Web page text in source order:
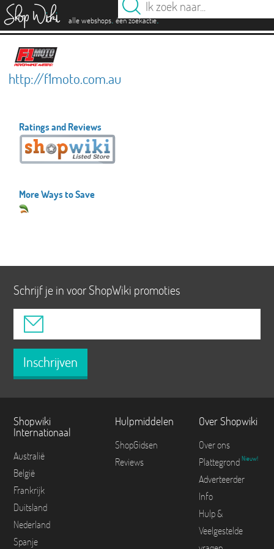
alle webshops. één zoekactie.
http://f1moto.com.au
Ratings and Reviews
More Ways to Save
Schrijf je in voor ShopWiki promoties
Inschrijven
Shopwiki
Internationaal
Australië
België
Frankrijk
Duitsland
Nederland
Spanje
Hulpmiddelen
ShopGidsen
Reviews
Over Shopwiki
Over ons
Plattegrond Nieuw!
Adverteerder
Info
Hulp &
Veelgestelde